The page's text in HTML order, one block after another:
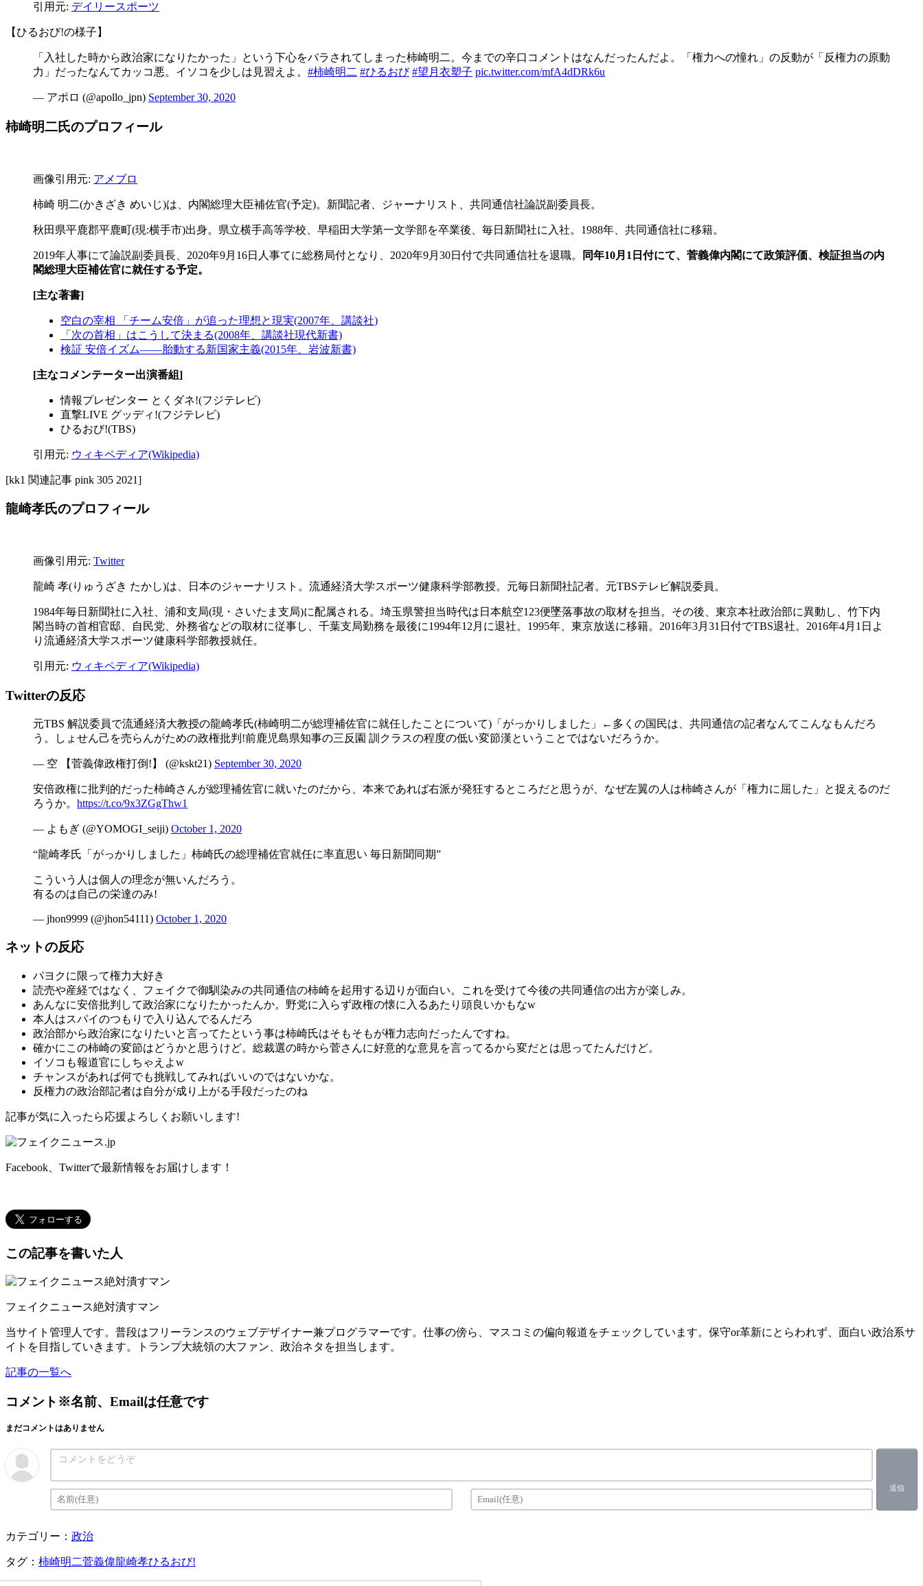
引用元: デイリースポーツ
【ひるおび!の様子】
「入社した時から政治家になりたかった」という下心をバラされてしまった柿崎明二。今までの辛口コメントはなんだったんだよ。「権力への憧れ」の反動が「反権力の原動
力」だったなんてカッコ悪。イソコを少しは見習えよ。 #柿崎明二 #ひるおび #望月衣塑子 pic.twitter.com/mfA4dDRk6u
— アポロ (@apollo_jpn) September 30, 2020
柿崎明二氏のプロフィール
画像引用元: アメブロ
柿崎 明二(かきざき めいじ)は、内閣総理大臣補佐官(予定)。新聞記者、ジャーナリスト、共同通信社論説副委員長。
秋田県平鹿郡平鹿町(現:横手市)出身。県立横手高等学校、早稲田大学第一文学部を卒業後、毎日新聞社に入社。1988年、共同通信社に移籍。
2019年人事にて論説副委員長、2020年9月16日人事てに総務局付となり、2020年9月30日付で共同通信社を退職。
同年10月1日付にて、菅義偉内閣にて政策評価、検証担当の内
閣総理大臣補佐官に就任する予定。
[主な著書]
空白の宰相 「チーム安倍」が追った理想と現実(2007年、講談社)
「次の首相」はこうして決まる(2008年、講談社現代新書)
検証 安倍イズム――胎動する新国家主義(2015年、岩波新書)
[主なコメンテーター出演番組]
情報プレゼンター とくダネ!(フジテレビ)
直撃LIVE グッディ!(フジテレビ)
ひるおび!(TBS)
引用元: ウィキペディア(Wikipedia)
[kk1 関連記事 pink 305 2021]
龍崎孝氏のプロフィール
画像引用元: Twitter
龍崎 孝(りゅうざき たかし)は、日本のジャーナリスト。流通経済大学スポーツ健康科学部教授。元毎日新聞社記者。元TBSテレビ解説委員。
1984年毎日新聞社に入社、浦和支局(現・さいたま支局)に配属される。埼玉県警担当時代は日本航空123便墜落事故の取材を担当。その後、東京本社政治部に異動し、竹下内
閣当時の首相官邸、自民党、外務省などの取材に従事し、千葉支局勤務を最後に1994年12月に退社。1995年、東京放送に移籍。2016年3月31日付でTBS退社。2016年4月1日よ
り流通経済大学スポーツ健康科学部教授就任。
引用元: ウィキペディア(Wikipedia)
Twitterの反応
元TBS 解説委員で流通経済大教授の龍崎孝氏(柿崎明二が総理補佐官に就任したことについて)「がっかりしました」←多くの国民は、共同通信の記者なんてこんなもんだろ
う。しょせん己を売らんがための政権批判!前鹿児島県知事の三反園 訓クラスの程度の低い変節漢ということではないだろうか。
— 空 【菅義偉政権打倒!】 (@kskt21) September 30, 2020
安倍政権に批判的だった柿崎さんが総理補佐官に就いたのだから、本来であれば右派が発狂するところだと思うが、なぜ左翼の人は柿崎さんが「権力に屈した」と捉えるのだ
ろうか。 https://t.co/9x3ZGgThw1
— よもぎ (@YOMOGI_seiji) October 1, 2020
“龍崎孝氏「がっかりしました」柿崎氏の総理補佐官就任に率直思い 毎日新聞同期”
こういう人は個人の理念が無いんだろう。
有るのは自己の栄達のみ!
— jhon9999 (@jhon54111) October 1, 2020
ネットの反応
パヨクに限って権力大好き
読売や産経ではなく、フェイクで御馴染みの共同通信の柿崎を起用する辺りが面白い。これを受けて今後の共同通信の出方が楽しみ。
あんなに安倍批判して政治家になりたかったんか。野党に入らず政権の懐に入るあたり頭良いかもなw
本人はスパイのつもりで入り込んでるんだろ
政治部から政治家になりたいと言ってたという事は柿崎氏はそもそもが権力志向だったんですね。
確かにこの柿崎の変節はどうかと思うけど。総裁選の時から菅さんに好意的な意見を言ってるから変だとは思ってたんだけど。
イソコも報道官にしちゃえよw
チャンスがあれば何でも挑戦してみればいいのではないかな。
反権力の政治部記者は自分が成り上がる手段だったのね
記事が気に入ったら応援よろしくお願いします!
Facebook、Twitterで最新情報をお届けします！
この記事を書いた人
フェイクニュース絶対潰すマン
当サイト管理人です。普段はフリーランスのウェブデザイナー兼プログラマーです。仕事の傍ら、マスコミの偏向報道をチェックしています。保守or革新にとらわれず、面白い政治系サ
イトを目指していきます。トランプ大統領の大ファン、政治ネタを担当します。
記事の一覧へ
コメント ※名前、Emailは任意です
まだコメントはありません
送信
カテゴリー： 政治
タグ： 柿崎明二菅義偉龍崎孝ひるおび!